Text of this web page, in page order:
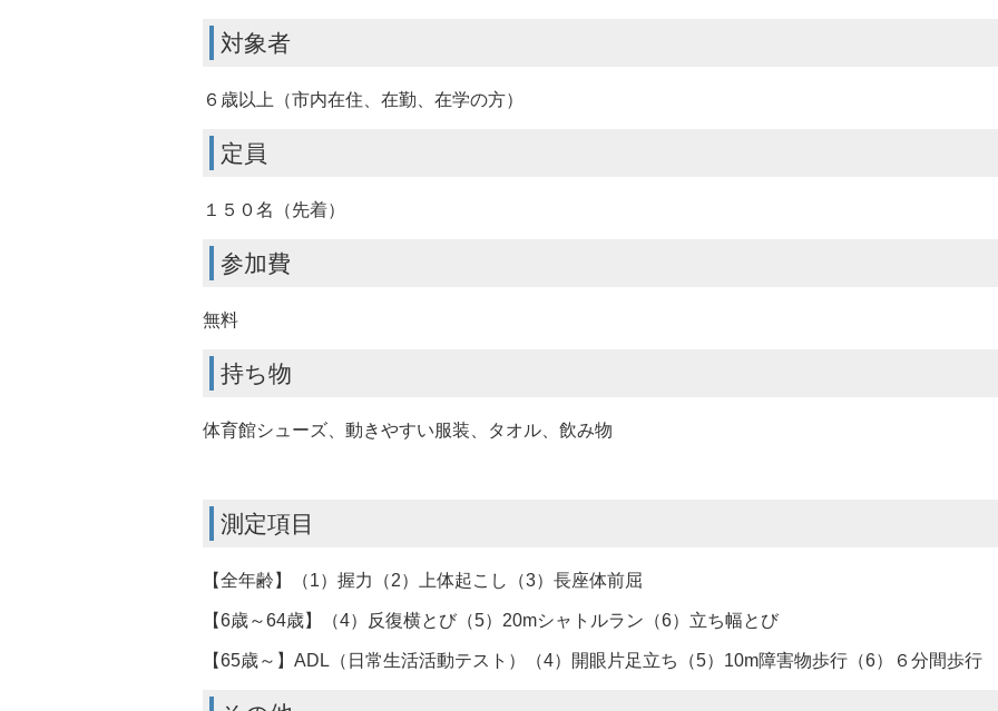
対象者
６歳以上（市内在住、在勤、在学の方）
定員
１５０名（先着）
参加費
無料
持ち物
体育館シューズ、動きやすい服装、タオル、飲み物
測定項目
【全年齢】（1）握力（2）上体起こし（3）長座体前屈
【6歳～64歳】（4）反復横とび（5）20mシャトルラン（6）立ち幅とび
【65歳～】ADL（日常生活活動テスト）（4）開眼片足立ち（5）10m障害物歩行（6）６分間歩行